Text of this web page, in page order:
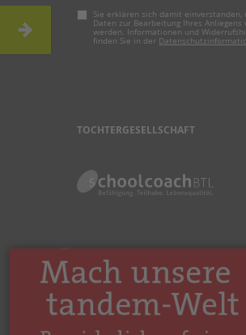
Pflichtfeld
Sie erklären sich damit einverstanden,
Daten zur Bearbeitung Ihres Anliegens
werden. Informationen und
finden Sie in der
TOCHTERGESELLSCHAFT
nach oben